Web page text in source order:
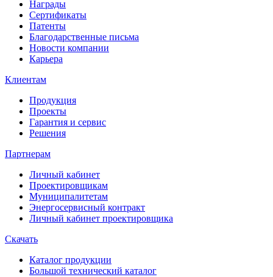
Награды
Сертификаты
Патенты
Благодарственные письма
Новости компании
Карьера
Клиентам
Продукция
Проекты
Гарантия и сервис
Решения
Партнерам
Личный кабинет
Проектировщикам
Муниципалитетам
Энергосервисный контракт
Личный кабинет проектировщика
Скачать
Каталог продукции
Большой технический каталог